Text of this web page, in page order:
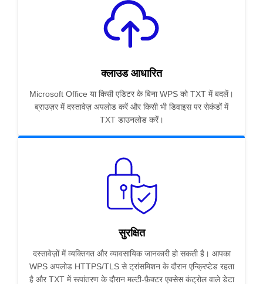
क्लाउड आधारित
Microsoft Office या किसी एडिटर के बिना WPS को TXT में बदलें।
ब्राउज़र में दस्तावेज़ अपलोड करें और किसी भी डिवाइस पर सेकंडों में
TXT डाउनलोड करें।
सुरक्षित
दस्तावेज़ों में व्यक्तिगत और व्यावसायिक जानकारी हो सकती है। आपका
WPS अपलोड HTTPS/TLS से ट्रांसमिशन के दौरान एन्क्रिप्टेड रहता
है और TXT में रूपांतरण के दौरान मल्टी-फ़ैक्टर एक्सेस कंट्रोल वाले डेटा